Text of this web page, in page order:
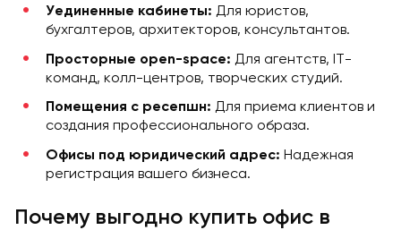
Уединенные кабинеты: Для юристов,
бухгалтеров, архитекторов, консультантов.
Просторные open-space: Для агентств, IT-
команд, колл-центров, творческих студий.
Помещения с ресепшн: Для приема клиентов и
создания профессионального образа.
Офисы под юридический адрес: Надежная
регистрация вашего бизнеса.
Почему выгодно купить офис в